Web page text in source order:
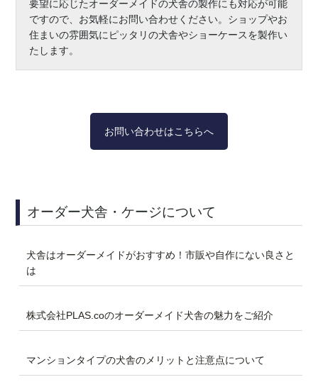
要望に応じたオーダーメイドの犬舎の製作にも対応が可能
ですので、お気軽にお問い合わせください。ショップやお
住まいの雰囲気にピッタリの犬舎やショーケースを製作い
たします。
お問い合わせはこちらへ
オーダー犬舎・ケージについて
犬舎はオーダーメイドがおすすめ！市販や自作にない良さと
は
株式会社PLAS.coのオーダーメイド犬舎の魅力をご紹介
マンションタイプの犬舎のメリットと注意点について